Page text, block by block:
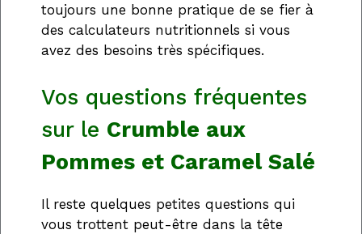
toujours une bonne pratique de se fier à
des calculateurs nutritionnels si vous
avez des besoins très spécifiques.
Vos questions fréquentes
sur le Crumble aux
Pommes et Caramel Salé
Il reste quelques petites questions qui
vous trottent peut-être dans la tête